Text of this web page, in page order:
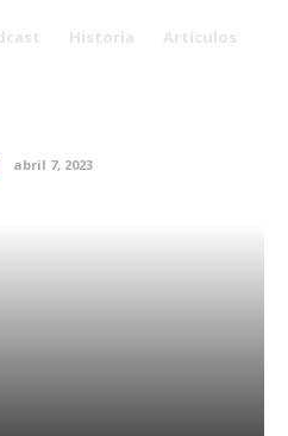
Historia Artículos
abril 7, 2023